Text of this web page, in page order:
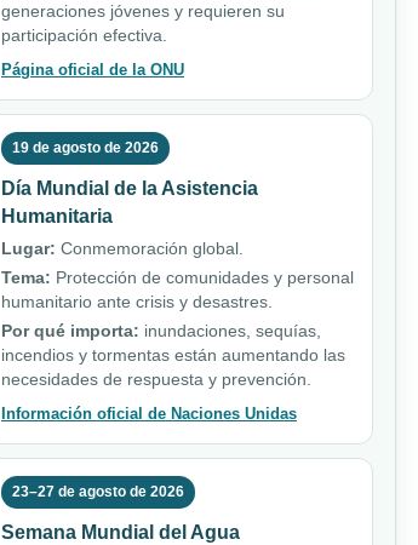
generaciones jóvenes y requieren su
participación efectiva.
Página oficial de la ONU
19 de agosto de 2026
Día Mundial de la Asistencia
Humanitaria
Lugar: Conmemoración global.
Tema: Protección de comunidades y personal
humanitario ante crisis y desastres.
Por qué importa: inundaciones, sequías,
incendios y tormentas están aumentando las
necesidades de respuesta y prevención.
Información oficial de Naciones Unidas
23–27 de agosto de 2026
Semana Mundial del Agua